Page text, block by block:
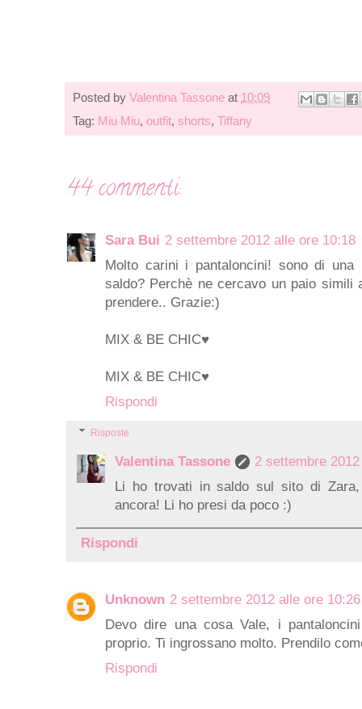
Posted by Valentina Tassone at 10:09
Tag: Miu Miu, outfit, shorts, Tiffany
44 commenti:
Sara Bui 2 settembre 2012 alle ore 10:18
Molto carini i pantaloncini! sono di
saldo? Perchè ne cercavo un paio
prendere.. Grazie:)
MIX & BE CHIC♥
MIX & BE CHIC♥
Rispondi
Risposte
Valentina Tassone
2 settembre
Li ho trovati in saldo sul sito di
ancora! Li ho presi da poco :)
Rispondi
Unknown 2 settembre 2012 alle ore 10:26
Devo dire una cosa Vale, i
proprio. Ti ingrossano molto. Prendilo
Rispondi